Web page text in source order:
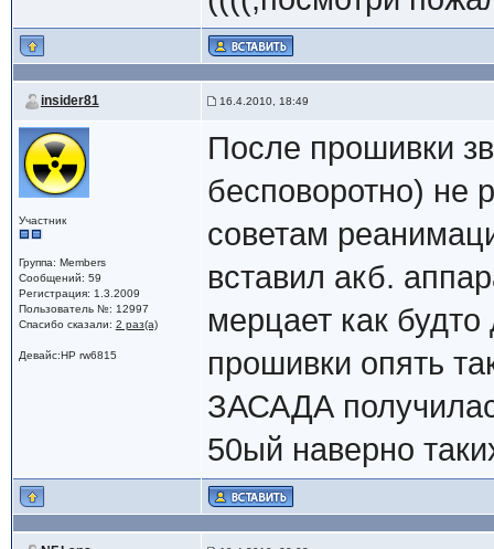
insider81 16.4.2010, 18:49
Участник
Группа: Members
Сообщений: 59
Регистрация: 1.3.2009
Пользователь №: 12997
Спасибо сказали: 2 раз(а)
Девайс:HP rw6815
После прошивки
бесповоротно) не
советам
вставил акб.
мерцает как
прошивки опять
ЗАСАДА
50ый наверно